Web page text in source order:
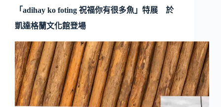
「adihay ko foting 祝福你有很多魚」特展 於
凱達格蘭文化館登場